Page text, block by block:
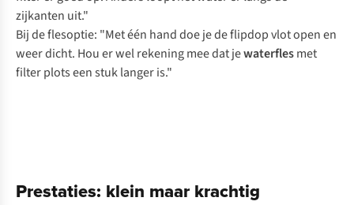
zijkanten uit."
Bij de flesoptie: "Met één hand doe je de flipdop vlot open en
weer dicht. Hou er wel rekening mee dat jewaterflesmet
filter plots een stuk langer is."
Prestaties: klein maar krachtig